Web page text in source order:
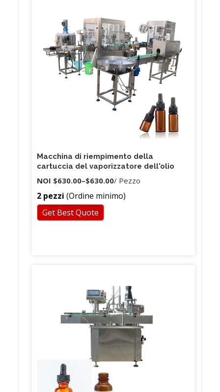
Macchina di riempimento della
cartuccia del vaporizzatore dell'olio
NOI $630.00–$630.00/ Pezzo
2 pezzi (Ordine minimo)
Get Best Quote